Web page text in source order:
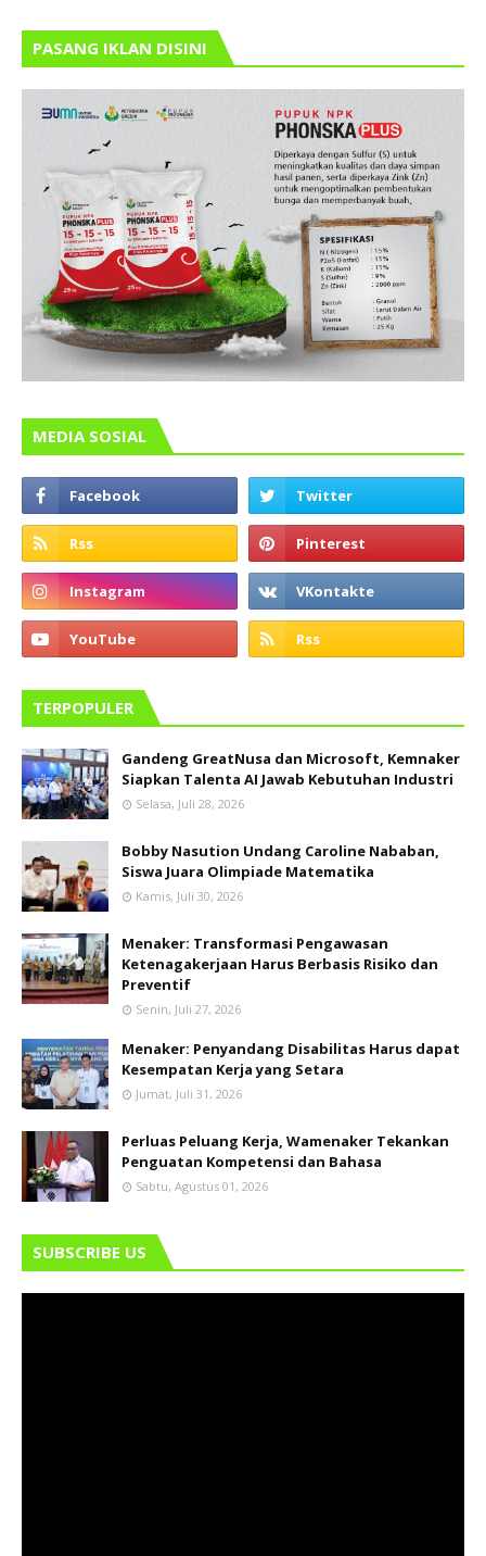
PASANG IKLAN DISINI
MEDIA SOSIAL
TERPOPULER
Gandeng GreatNusa dan Microsoft, Kemnaker
Siapkan Talenta AI Jawab Kebutuhan Industri
Selasa, Juli 28, 2026
Bobby Nasution Undang Caroline Nababan,
Siswa Juara Olimpiade Matematika
Kamis, Juli 30, 2026
Menaker: Transformasi Pengawasan
Ketenagakerjaan Harus Berbasis Risiko dan
Preventif
Senin, Juli 27, 2026
Menaker: Penyandang Disabilitas Harus dapat
Kesempatan Kerja yang Setara
Jumat, Juli 31, 2026
Perluas Peluang Kerja, Wamenaker Tekankan
Penguatan Kompetensi dan Bahasa
Sabtu, Agustus 01, 2026
SUBSCRIBE US